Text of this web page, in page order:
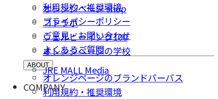
オレンジページ shop
コトラボ
ウェルビーイング100
オレンジページの学校
JRE MALL Media
利用規約・推奨環境
プライバシーポリシー
ご意⾒・お問い合わせ
よくあるご質問
ABOUT
オレンジページのブランドパーパス
利用規約・推奨環境
COMPANY